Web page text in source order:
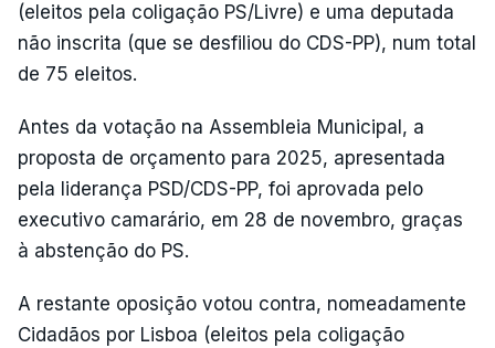
(eleitos pela coligação PS/Livre) e uma deputada
não inscrita (que se desfiliou do CDS-PP), num total
de 75 eleitos.
Antes da votação na Assembleia Municipal, a
proposta de orçamento para 2025, apresentada
pela liderança PSD/CDS-PP, foi aprovada pelo
executivo camarário, em 28 de novembro, graças
à abstenção do PS.
A restante oposição votou contra, nomeadamente
Cidadãos por Lisboa (eleitos pela coligação